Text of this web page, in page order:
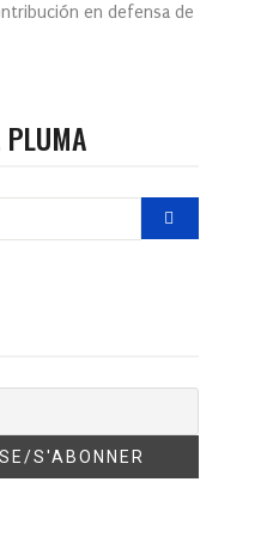
en defensa de
PLUMA